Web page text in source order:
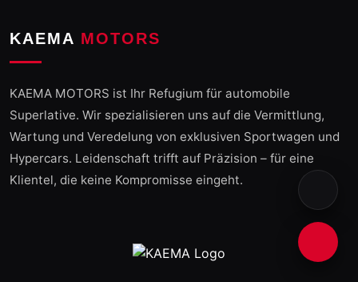
KAEMA MOTORS
KAEMA MOTORS ist Ihr Refugium für automobile
Superlative. Wir spezialisieren uns auf die Vermittlung,
Wartung und Veredelung von exklusiven Sportwagen und
Hypercars. Leidenschaft trifft auf Präzision – für eine
Klientel, die keine Kompromisse eingeht.